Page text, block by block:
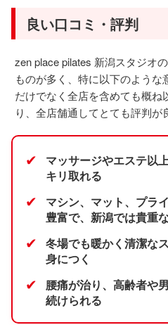
良い口コミ・評判
zen place pilates 新潟スタジオ
ものが多く、特に以下のよう
だけでなく全店を含めても概
り、全店舗通してとても評判が
✔
マッサージやエステ以
キリ取れる
✔
マシン、マット、プラ
豊富で、新潟では貴重
✔
冬場でも暖かく清潔な
身につく
✔
腰痛が治り、高齢者や
続けられる